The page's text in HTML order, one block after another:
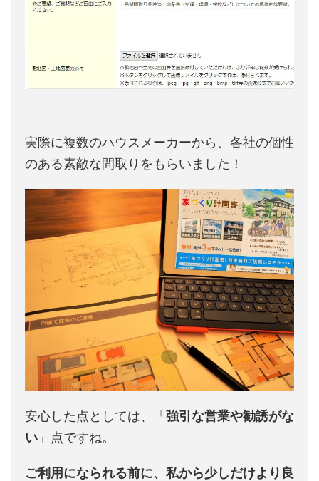
実際に複数のハウスメーカーから、各社の個性
のある素敵な間取りをもらいました！
安心した点としては、「強引な営業や勧誘がな
い 」点ですね。
ご利用になられる前に、私から少しだけより良